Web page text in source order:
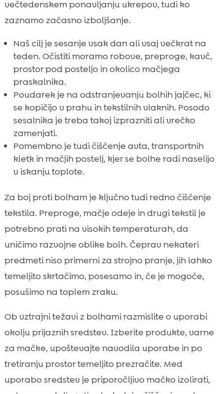
večtedenskem ponavljanju ukrepov, tudi ko
zaznamo začasno izboljšanje.
Naš cilj je sesanje vsak dan ali vsaj večkrat na
teden. Očistiti moramo robove, preproge, kavč,
prostor pod posteljo in okolico mačjega
praskalnika.
Poudarek je na odstranjevanju bolhih jajčec, ki
se kopičijo v prahu in tekstilnih vlaknih. Posodo
sesalnika je treba takoj izprazniti ali vrečko
zamenjati.
Pomembno je tudi čiščenje avta, transportnih
kletk in mačjih postelj, kjer se bolhe radi naselijo
v iskanju toplote.
Za boj proti bolham je ključno tudi redno čiščenje
tekstila. Preproge, mačje odeje in drugi tekstil je
potrebno prati na visokih temperaturah, da
uničimo razvojne oblike bolh. Čeprav nekateri
predmeti niso primerni za strojno pranje, jih lahko
temeljito skrtačimo, posesamo in, če je mogoče,
posušimo na toplem zraku.
Ob vztrajni težavi z bolhami razmislite o uporabi
okolju prijaznih sredstev. Izberite produkte, varne
za mačke, upoštevajte navodila uporabe in po
tretiranju prostor temeljito prezračite. Med
uporabo sredstev je priporočljivo mačko izolirati,